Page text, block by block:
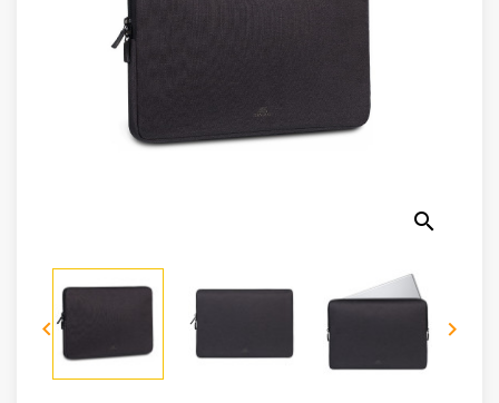
Electroménager
Sécurité
Mobilités
Loisirs
search
 